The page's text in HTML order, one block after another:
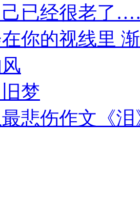
己已经很老了
你的视线里
梦
悲伤作文《